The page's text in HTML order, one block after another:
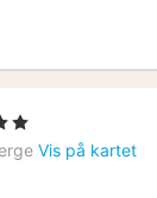
Vis på kartet